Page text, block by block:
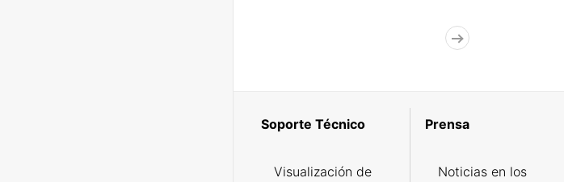
Soporte Técnico
Visualización de
Prensa
Noticias en los